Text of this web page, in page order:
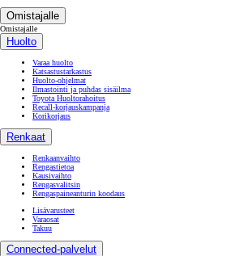
Omistajalle
Omistajalle
Huolto
Varaa huolto
Katsastustarkastus
Huolto-ohjelmat
Ilmastointi ja puhdas sisäilma
Toyota Huoltorahoitus
Recall-korjauskampanja
Korikorjaus
Renkaat
Renkaanvaihto
Rengastietoa
Kausivaihto
Rengasvalitsin
Rengaspaineanturin koodaus
Lisävarusteet
Varaosat
Takuu
Connected-palvelut